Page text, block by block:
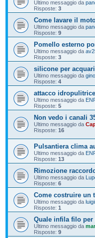
Ultimo messaggio da
Risposte: 3
Come lavare il
Ultimo messaggio da
Risposte: 9
Pomello esterno
Ultimo messaggio da
Risposte: 3
silicone per
Ultimo messaggio da
Risposte: 4
attacco idropulitrice
Ultimo messaggio da
Risposte: 5
Non vedo i canali
Ultimo messaggio da
Risposte: 16
Pulsantiera clima
Ultimo messaggio da
Risposte: 13
Rimozione
Ultimo messaggio da
Risposte: 6
Come costruire un
Ultimo messaggio da
Risposte: 1
Quale infila filo per
Ultimo messaggio da
Risposte: 9